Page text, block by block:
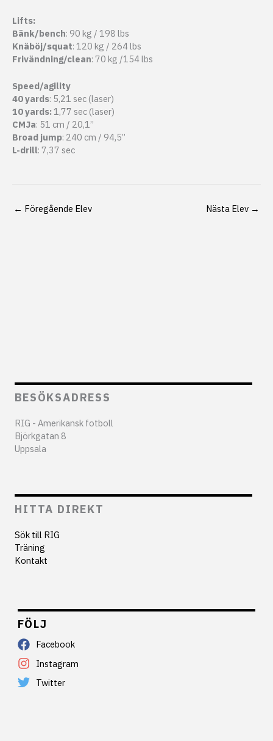
Lifts:
Bänk/bench: 90 kg / 198 lbs
Knäböj/squat: 120 kg / 264 lbs
Frivändning/clean: 70 kg /154 lbs
Speed/agility
40 yards: 5,21 sec (laser)
10 yards:1,77 sec (laser)
CMJa: 51 cm / 20,1”
Broad jump: 240 cm / 94,5”
L-drill: 7,37 sec
← Föregående Elev Nästa Elev →
BESÖKSADRESS
RIG - Amerikansk fotboll
Björkgatan 8
Uppsala
HITTA DIREKT
Sök till RIG
Träning
Kontakt
FÖLJ
Facebook
Instagram
Twitter